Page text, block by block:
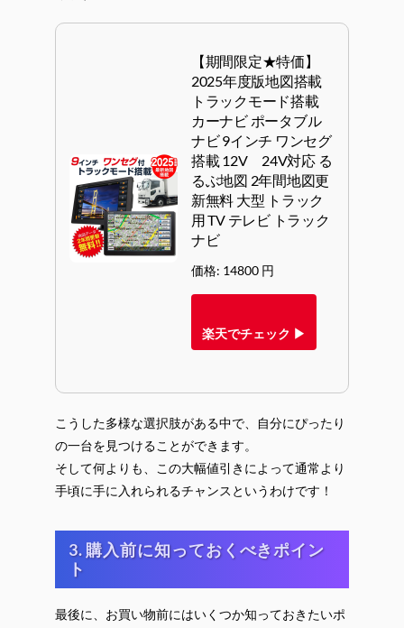
【期間限定★特価】
2025年度版地図搭載
トラックモード搭載
カーナビ ポータブル
ナビ 9インチ ワンセグ
搭載 12V 24V対応 る
るぶ地図 2年間地図更
新無料 大型 トラック
用 TV テレビ トラック
ナビ
価格: 14800 円
楽天でチェック ▶
こうした多様な選択肢がある中で、自分にぴったり
の一台を見つけることができます。
そして何よりも、この大幅値引きによって通常より
手頃に手に入れられるチャンスというわけです！
3. 購入前に知っておくべきポイン
ト
最後に、お買い物前にはいくつか知っておきたいポ